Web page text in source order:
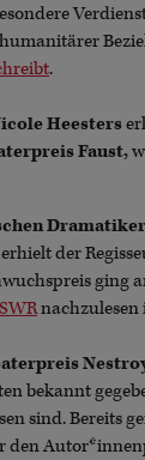
.
Heesters
Faust,
der
ging
nachzulesen
bekannt
sind. Bereits
den